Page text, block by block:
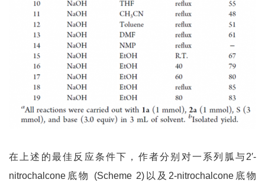
在上述的最佳反应条件下，作者分别对一系列胍与2′-
nitrochalcone底物
(Scheme 2)以及2-nitrochalcone底物